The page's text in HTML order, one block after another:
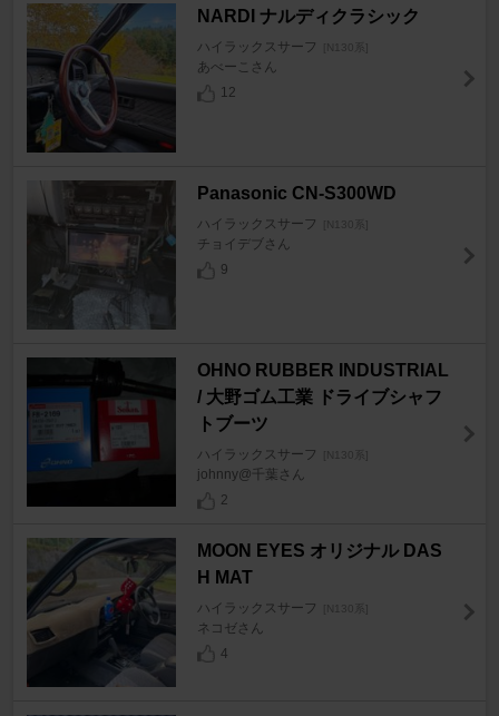
NARDI ナルディクラシック
ハイラックスサーフ [N130系]
あべーこさん
12
Panasonic CN-S300WD
ハイラックスサーフ [N130系]
チョイデブさん
9
OHNO RUBBER INDUSTRIAL
/ 大野ゴム工業 ドライブシャフ
トブーツ
ハイラックスサーフ [N130系]
johnny@千葉さん
2
MOON EYES オリジナル DAS
H MAT
ハイラックスサーフ [N130系]
ネコゼさん
4